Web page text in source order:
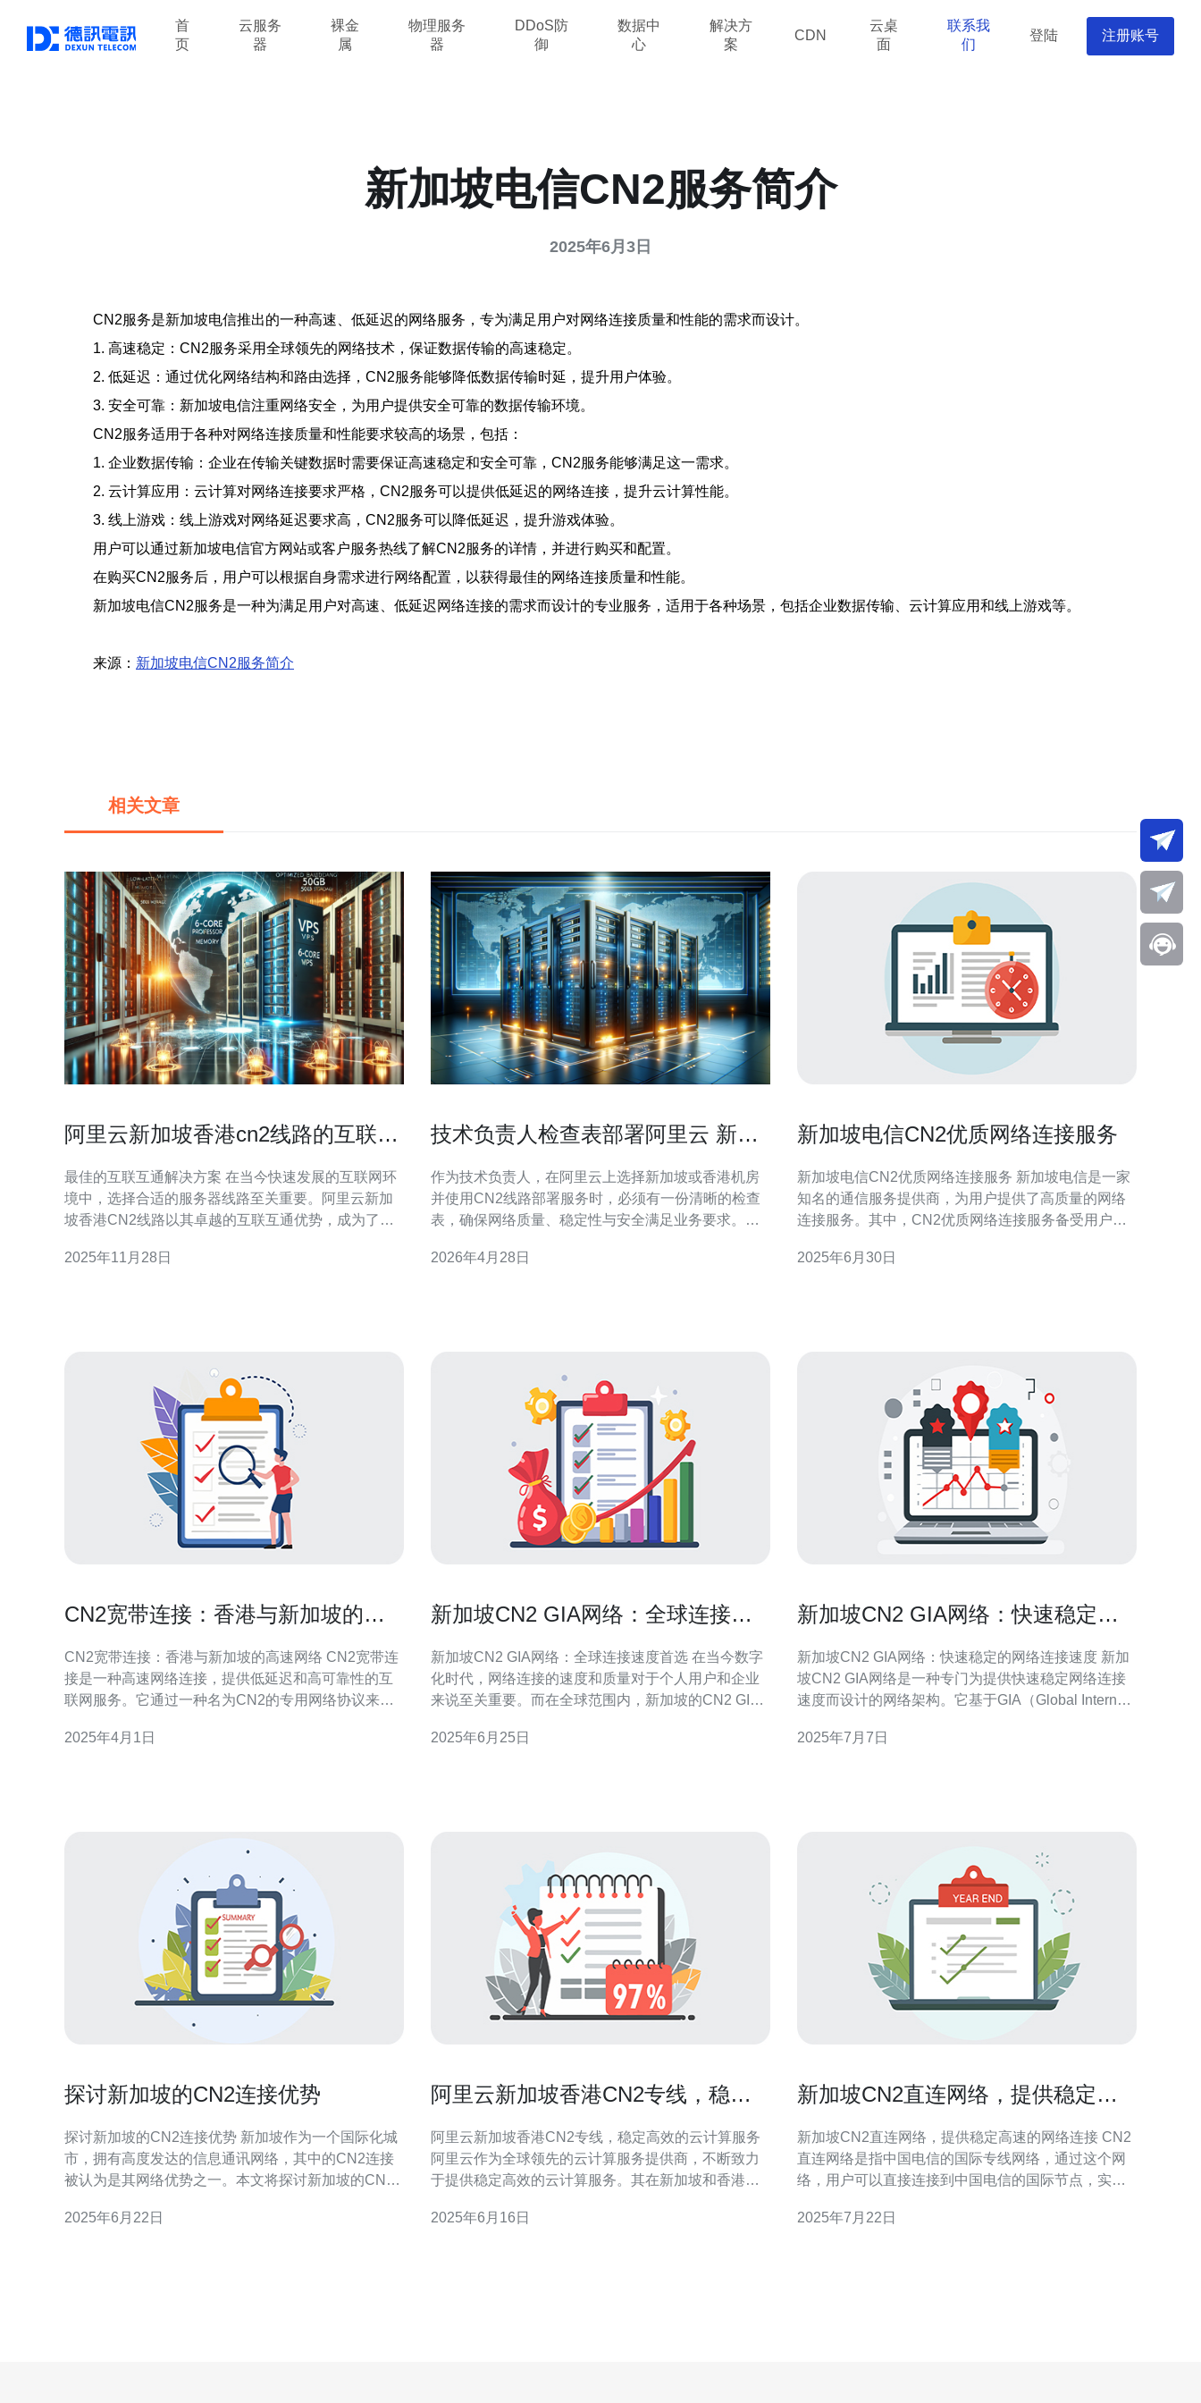
首
页
云服务
器
裸金
属
物理服务
器
DDoS防
御
数据中
心
解决方
案
CDN
云桌
面
联系我
们
登陆 注册账号
新加坡电信CN2服务简介
2025年6月3日
CN2服务是新加坡电信推出的一种高速、低延迟的网络服务，专为满足用户对网络连接质量和性能的需求而设计。
1. 高速稳定：CN2服务采用全球领先的网络技术，保证数据传输的高速稳定。
2. 低延迟：通过优化网络结构和路由选择，CN2服务能够降低数据传输时延，提升用户体验。
3. 安全可靠：新加坡电信注重网络安全，为用户提供安全可靠的数据传输环境。
CN2服务适用于各种对网络连接质量和性能要求较高的场景，包括：
1. 企业数据传输：企业在传输关键数据时需要保证高速稳定和安全可靠，CN2服务能够满足这一需求。
2. 云计算应用：云计算对网络连接要求严格，CN2服务可以提供低延迟的网络连接，提升云计算性能。
3. 线上游戏：线上游戏对网络延迟要求高，CN2服务可以降低延迟，提升游戏体验。
用户可以通过新加坡电信官方网站或客户服务热线了解CN2服务的详情，并进行购买和配置。
在购买CN2服务后，用户可以根据自身需求进行网络配置，以获得最佳的网络连接质量和性能。
新加坡电信CN2服务是一种为满足用户对高速、低延迟网络连接的需求而设计的专业服务，适用于各种场景，包括企业数据传输、云计算应用和线上游戏等。
来源： 新加坡电信CN2服务简介
相关文章
阿里云新加坡香港cn2线路的互联互
最佳的互联互通解决方案 在当今快速发展的互联网环
境中，选择合适的服务器线路至关重要。阿里云新加
坡香港CN2线路以其卓越的互联互通优势，成为了市
者，都会对这样的服务感到满意。CN2线路不仅提供
2025年11月28日
技术负责人检查表部署阿里云 新加
作为技术负责人，在阿里云上选择新加坡或香港机房
并使用CN2线路部署服务时，必须有一份清晰的检查
表，确保网络质量、稳定性与安全满足业务要求。本
高防IP或第三方高防线路）前进行逐项确认。 网络与
2026年4月28日
新加坡电信CN2优质网络连接服务
新加坡电信CN2优质网络连接服务 新加坡电信是一家
知名的通信服务提供商，为用户提供了高质量的网络
连接服务。其中，CN2优质网络连接服务备受用户青
接服务提供了快速稳定的连接，可以满足用户对网络
2025年6月30日
CN2宽带连接：香港与新加坡的高
CN2宽带连接：香港与新加坡的高速网络 CN2宽带连
接是一种高速网络连接，提供低延迟和高可靠性的互
联网服务。它通过一种名为CN2的专用网络协议来实
快、更可靠的网络连接。 香港和新加坡是亚洲两个重
2025年4月1日
新加坡CN2 GIA网络：全球连接速
新加坡CN2 GIA网络：全球连接速度首选 在当今数字
化时代，网络连接的速度和质量对于个人用户和企业
来说至关重要。而在全球范围内，新加坡的CN2 GIA
CN2 GIA网络的优势以及为什么它是全球连接速度的
2025年6月25日
新加坡CN2 GIA网络：快速稳定的
新加坡CN2 GIA网络：快速稳定的网络连接速度 新加
坡CN2 GIA网络是一种专门为提供快速稳定网络连接
速度而设计的网络架构。它基于GIA（Global Internet
Network）的高速传输线路，为用户提供了高质量的网
2025年7月7日
探讨新加坡的CN2连接优势
探讨新加坡的CN2连接优势 新加坡作为一个国际化城
市，拥有高度发达的信息通讯网络，其中的CN2连接
被认为是其网络优势之一。本文将探讨新加坡的CN2
于中国电信的网络架构，通过优化的网络路由和传输
2025年6月22日
阿里云新加坡香港CN2专线，稳定
阿里云新加坡香港CN2专线，稳定高效的云计算服务
阿里云作为全球领先的云计算服务提供商，不断致力
于提供稳定高效的云计算服务。其在新加坡和香港地
接体验。 CN2专线是指连接中国和国际的一种专线网
2025年6月16日
新加坡CN2直连网络，提供稳定高
新加坡CN2直连网络，提供稳定高速的网络连接 CN2
直连网络是指中国电信的国际专线网络，通过这个网
络，用户可以直接连接到中国电信的国际节点，实现
网络枢纽之一，连接了东南亚、印度、中东等地区，
2025年7月22日